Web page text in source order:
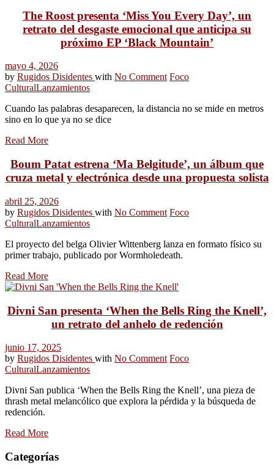
The Roost presenta ‘Miss You Every Day’, un
retrato del desgaste emocional que anticipa su
próximo EP ‘Black Mountain’
mayo 4, 2026
by Rugidos Disidentes with No Comment Foco
CulturalLanzamientos
Cuando las palabras desaparecen, la distancia no se mide en metros
sino en lo que ya no se dice
Read More
Boum Patat estrena ‘Ma Belgitude’, un álbum que
cruza metal y electrónica desde una propuesta solista
abril 25, 2026
by Rugidos Disidentes with No Comment Foco
CulturalLanzamientos
El proyecto del belga Olivier Wittenberg lanza en formato físico su
primer trabajo, publicado por Wormholedeath.
Read More
Divni San presenta ‘When the Bells Ring the Knell’,
un retrato del anhelo de redención
junio 17, 2025
by Rugidos Disidentes with No Comment Foco
CulturalLanzamientos
Divni San publica ‘When the Bells Ring the Knell’, una pieza de
thrash metal melancólico que explora la pérdida y la búsqueda de
redención.
Read More
Categorías